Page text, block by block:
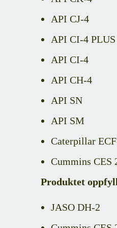
API CJ-4
API CI-4 PLUS
API CI-4
API CH-4
API SN
API SM
Caterpillar
Cummins CES
Produktet
JASO DH-2